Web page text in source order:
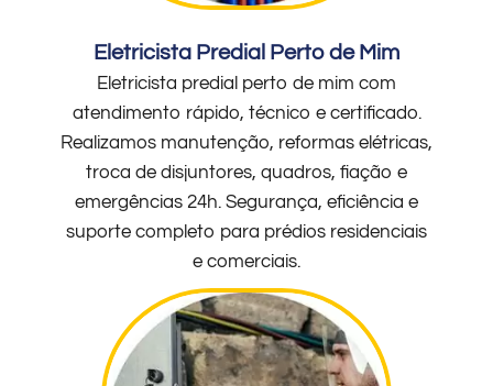
Eletricista Predial Perto de Mim
Eletricista predial perto de mim com
atendimento rápido, técnico e certificado.
Realizamos manutenção, reformas elétricas,
troca de disjuntores, quadros, fiação e
emergências 24h. Segurança, eficiência e
suporte completo para prédios residenciais
e comerciais.